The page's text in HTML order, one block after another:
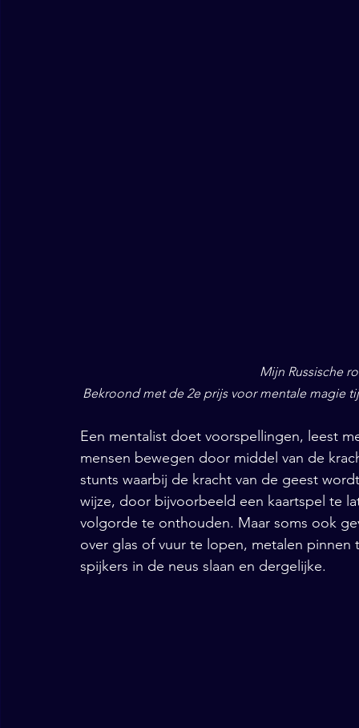
Mijn Russische
Bekroond met de 2e prijs voor mentale magie
Een mentalist doet voorspellingen, leest
mensen bewegen door middel van de
stunts waarbij de kracht van de geest
wijze, door bijvoorbeeld een kaartspel te
volgorde te onthouden. Maar soms ook
over glas of vuur te lopen, metalen
spijkers in de neus slaan en dergelijke.